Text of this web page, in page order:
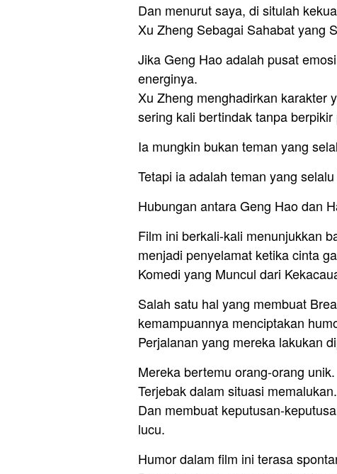
Dan menurut saya, di situlah
Xu Zheng Sebagai Sahabat yang
Jika Geng Hao adalah pusat
energinya.
Xu Zheng menghadirkan karakter
sering kali bertindak tanpa berpikir
Ia mungkin bukan teman yang
Tetapi ia adalah teman yang
Hubungan antara Geng Hao dan
Film ini berkali-kali menunjukkan
menjadi penyelamat ketika cinta
Komedi yang Muncul dari
Salah satu hal yang membuat
kemampuannya menciptakan
Perjalanan yang mereka lakukan
Mereka bertemu orang-orang unik.
Terjebak dalam situasi memalukan.
Dan membuat keputusan-
lucu.
Humor dalam film ini terasa